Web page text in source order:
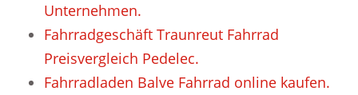
Unternehmen.
Fahrradgeschäft Traunreut Fahrrad
Preisvergleich Pedelec.
Fahrradladen Balve Fahrrad online kaufen.